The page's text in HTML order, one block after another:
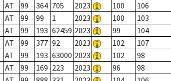
AT 99 364 705 2023 100 106
AT 99 99 1 2023 100 103
AT 99 193 62459 2023 99 104
AT 99 377 92 2023 102 107
AT 99 193 63000 2023 102 98
AT 99 169 223 2023 96 98